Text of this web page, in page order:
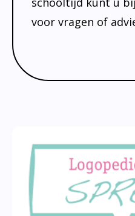
voor vragen of